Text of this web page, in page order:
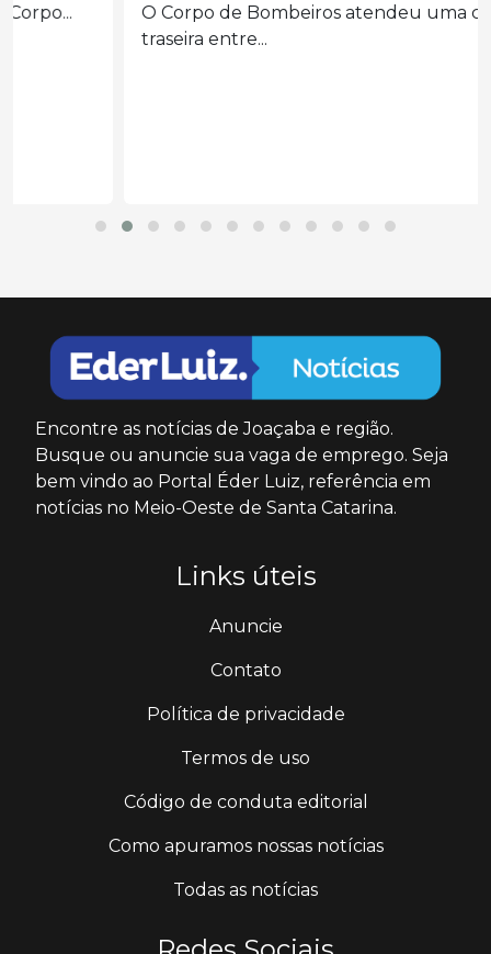
O Corpo de Bombeiros atendeu uma colisão
traseira entre...
Encontre as notícias de Joaçaba e região.
Busque ou anuncie sua vaga de emprego. Seja
bem vindo ao Portal Éder Luiz, referência em
notícias no Meio-Oeste de Santa Catarina.
Links úteis
Anuncie
Contato
Política de privacidade
Termos de uso
Código de conduta editorial
Como apuramos nossas notícias
Todas as notícias